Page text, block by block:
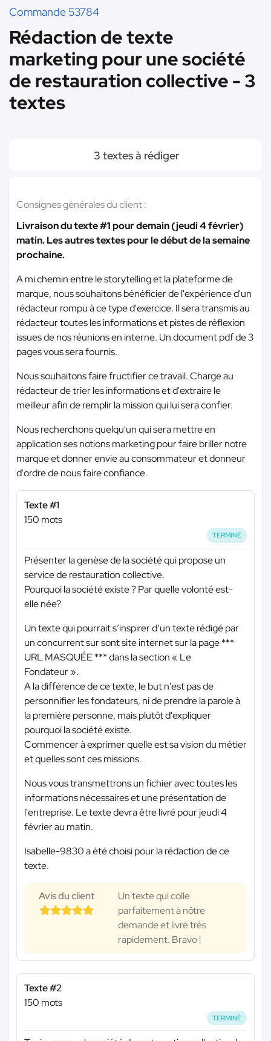
Commande 53784
Rédaction de texte
marketing pour une société
de restauration collective - 3
textes
3 textes à rédiger
Consignes générales du client :
Livraison du texte #1 pour demain (jeudi 4 février)
matin. Les autres textes pour le début de la semaine
prochaine.
A mi chemin entre le storytelling et la plateforme de
marque, nous souhaitons bénéficier de l'expérience d'un
rédacteur rompu à ce type d'exercice. Il sera transmis au
rédacteur toutes les informations et pistes de réflexion
issues de nos réunions en interne. Un document pdf de 3
pages vous sera fournis.
Nous souhaitons faire fructifier ce travail. Charge au
rédacteur de trier les informations et d'extraire le
meilleur afin de remplir la mission qui lui sera confier.
Nous recherchons quelqu'un qui sera mettre en
application ses notions marketing pour faire briller notre
marque et donner envie au consommateur et donneur
d'ordre de nous faire confiance.
Texte #1
150 mots
TERMINÉ
Présenter la genèse de la société qui propose un
service de restauration collective.
Pourquoi la société existe ? Par quelle volonté est-
elle née?
Un texte qui pourrait s’inspirer d’un texte rédigé par
un concurrent sur sont site internet sur la page***
URL MASQUÉE ***dans la section « Le
Fondateur ».
A la différence de ce texte, le but n'est pas de
personnifier les fondateurs, ni de prendre la parole à
la première personne, mais plutôt d'expliquer
pourquoi la société existe.
Commencer à exprimer quelle est sa vision du métier
et quelles sont ces missions.
Nous vous transmettrons un fichier avec toutes les
informations nécessaires et une présentation de
l'entreprise. Le texte devra être livré pour jeudi 4
février au matin.
Isabelle-9830 a été choisi pour la rédaction de ce
texte.
Avis du client
Un texte qui colle
parfaitement à nôtre
demande et livré très
rapidement. Bravo !
Texte #2
150 mots
TERMINÉ